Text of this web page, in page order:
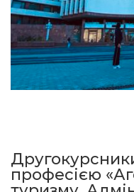
професією